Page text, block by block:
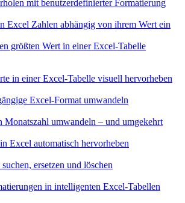
mit benutzerdefinierter Formatierung
Excel Zahlen abhängig von ihrem Wert ein
größten Wert in einer Excel-Tabelle
in einer Excel-Tabelle visuell hervorheben
Excel-Format umwandeln
Monatszahl umwandeln – und umgekehrt
Excel automatisch hervorheben
ersetzen und löschen
in intelligenten Excel-Tabellen